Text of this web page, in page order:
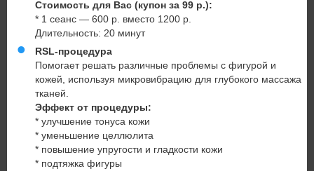
Стоимость для Вас (купон за 99 р.):
* 1 сеанс — 600 р. вместо 1200 р.
Длительность: 20 минут
RSL-процедура
Помогает решать различные проблемы с фигурой и
кожей, используя микровибрацию для глубокого массажа
тканей.
Эффект от процедуры:
* улучшение тонуса кожи
* уменьшение целлюлита
* повышение упругости и гладкости кожи
* подтяжка фигуры